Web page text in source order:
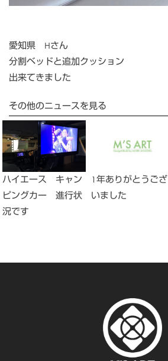
愛知県 Hさん
分割ベッドと追加クッション
出来てきました
その他のニュースを見る
ハイエース キャン
ピングカー 進行状
況です
1年ありがとうござ
いました